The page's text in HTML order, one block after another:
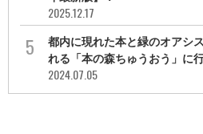
2025.12.17
都内に現れた本と緑のオアシ
れる「本の森ちゅうおう」に
2024.07.05